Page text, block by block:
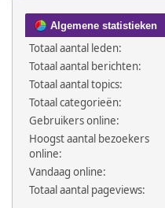
Algemene statistieken
Totaal aantal leden:
Totaal aantal berichten:
Totaal aantal topics:
Totaal categorieën:
Gebruikers online:
Hoogst aantal bezoekers
online:
Vandaag online:
Totaal aantal pageviews: